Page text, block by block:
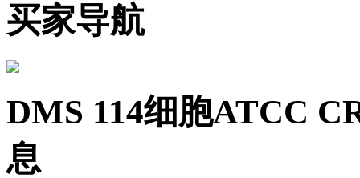
买家导航
DMS 114细胞ATCC
息